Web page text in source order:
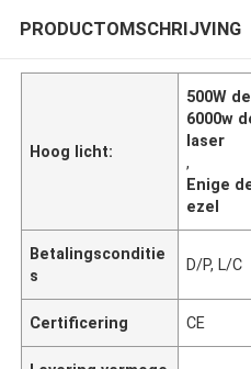
PRODUCTOMSCHRIJVING
Hoog licht:
500W
6000w
laser
,
Enige
ezel
Betalingsconditie
s
D/P, L/C
Certificering CE